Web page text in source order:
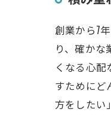
創業から7
り、確か
くなる心
すためにど
方をしたい